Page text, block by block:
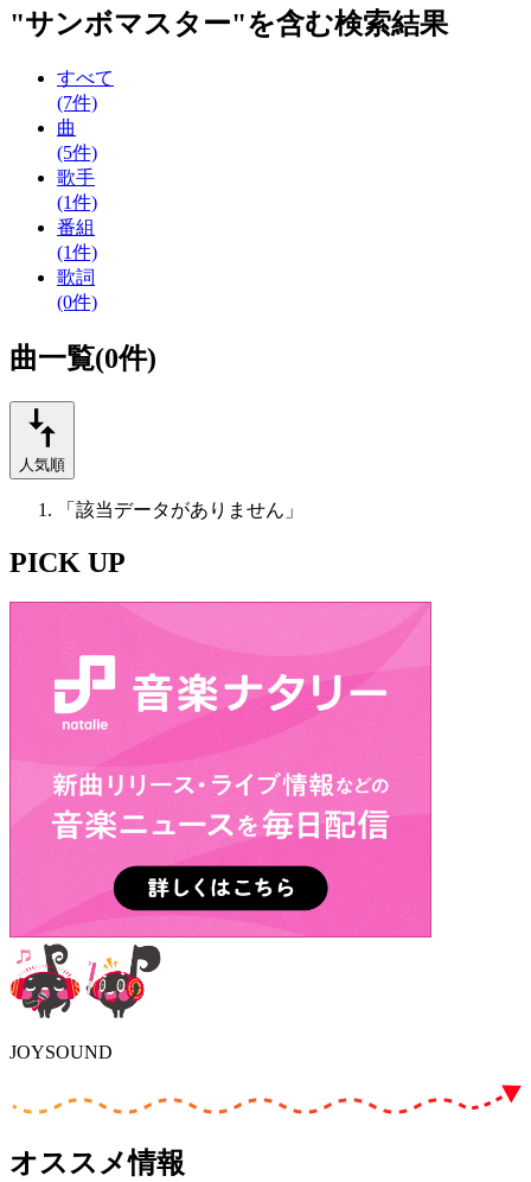
"サンボマスター"を含む検索結果
すべて
(7件)
曲
(5件)
歌手
(1件)
番組
(1件)
歌詞
(0件)
曲一覧(0件)
人気順
「該当データがありません」
PICK UP
JOYSOUND
オススメ情報